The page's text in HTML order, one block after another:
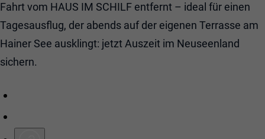
Fahrt vom HAUS IM SCHILF entfernt – ideal für einen
Tagesausflug, der abends auf der eigenen Terrasse am
Hainer See ausklingt: jetzt Auszeit im Neuseenland
sichern.